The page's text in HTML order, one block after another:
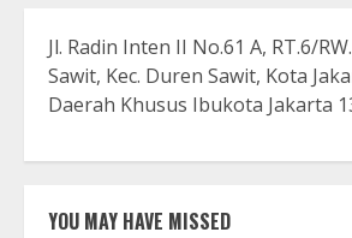
Jl. Radin Inten II No.61 A, RT.6/
Sawit, Kec. Duren Sawit, Kota
Daerah Khusus Ibukota Jakarta
YOU MAY HAVE MISSED